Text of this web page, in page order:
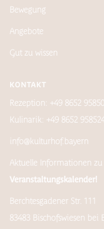
Bewegung
Angebote
Gut zu wissen
KONTAKT
Rezeption: +49 8652 95850
Kulinarik: +49 8652 958524
info@kulturhof.bayern
Aktuelle Informationen
Veranstaltungskalender!
Berchtesgadener Str. 111
83483 Bischofswiesen bei